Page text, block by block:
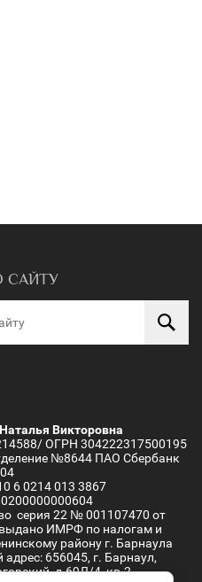
САЙТУ
Викторовна
ОГРН 304222317500195
№8644 ПАО Сбербанк
6 0214 013 3867
серия 22 № 001107470 от
ИМРФ по налогам и
району г. Барнаула
656045, г. Барнаул,
д.69Л/4, кв.2